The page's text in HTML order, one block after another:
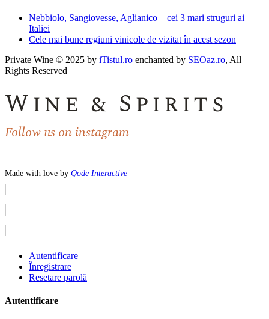
Nebbiolo, Sangiovesse, Aglianico – cei 3 mari struguri ai
Italiei
Cele mai bune regiuni vinicole de vizitat în acest sezon
Private Wine © 2025 by iTistul.ro enchanted by SEOaz.ro, All
Rights Reserved
Wine & Spirits
Follow us on instagram
Made with love by Qode Interactive
Autentificare
Înregistrare
Resetare parolă
Autentificare